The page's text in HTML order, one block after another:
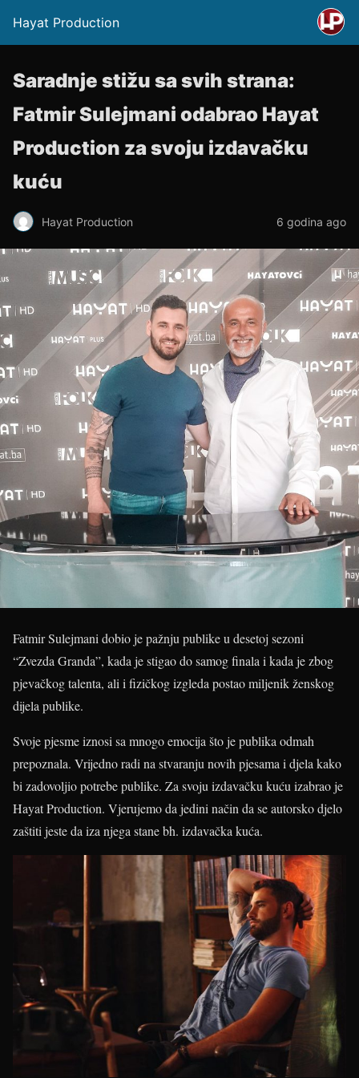
Hayat Production
Saradnje stižu sa svih strana:
Fatmir Sulejmani odabrao Hayat
Production za svoju izdavačku
kuću
Hayat Production 6 godina ago
Fatmir Sulejmani dobio je pažnju publike u desetoj sezoni
“Zvezda Granda”, kada je stigao do samog finala i kada je zbog
pjevačkog talenta, ali i fizičkog izgleda postao miljenik ženskog
dijela publike.
Svoje pjesme iznosi sa mnogo emocija što je publika odmah
prepoznala. Vrijedno radi na stvaranju novih pjesama i djela kako
bi zadovoljio potrebe publike. Za svoju izdavačku kuću izabrao je
Hayat Production. Vjerujemo da jedini način da se autorsko djelo
zaštiti jeste da iza njega stane bh. izdavačka kuća.